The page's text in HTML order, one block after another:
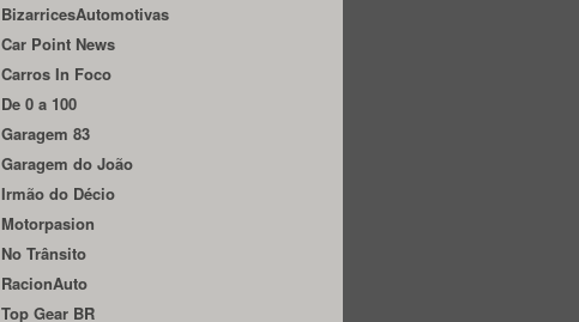
BizarricesAutomotivas
Car Point News
Carros In Foco
De 0 a 100
Garagem 83
Garagem do João
Irmão do Décio
Motorpasion
No Trânsito
RacionAuto
Top Gear BR